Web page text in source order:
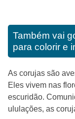
Também vai
para colorir e
As corujas são
Eles vivem nas
escuridão.
ululações, as